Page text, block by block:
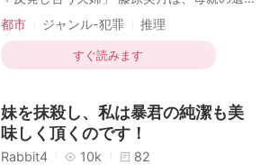
ながら縋りつく姿を。 だが、彼女が振り返っ
た瞬間、景色は一変する。五台の超高級車が
連なる出
を取り戻すため、 残忍な性格で半身不随、さ
らに余命わずかと噂される九条家の御曹司の
もとへ、身代わりの花嫁として嫁ぐことを自
ら志願する。 夫婦となった二人は周囲から嘲
似合いだ！」 「何の能力もない無能な女な
ど、遅かれ早かれ九条家から追い出されるだ
ろう！」 しかし、九条家に嫁いだ美月は、す
都市 ジャンル-犯罪 推理
すぐ読みます
妹を抹殺し、私は暴君の純潔も美
味しく頂くのです！
Rabbit4 10k
82